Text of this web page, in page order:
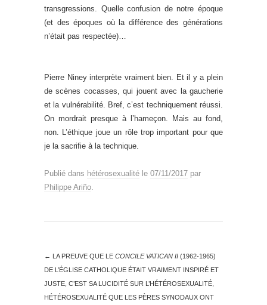
transgressions. Quelle confusion de notre époque
(et des époques où la différence des générations
n’était pas respectée)…
Pierre Niney interprète vraiment bien. Et il y a plein
de scènes cocasses, qui jouent avec la gaucherie
et la vulnérabilité. Bref, c’est techniquement réussi.
On mordrait presque à l’hameçon. Mais au fond,
non. L’éthique joue un rôle trop important pour que
je la sacrifie à la technique.
Publié dans hétérosexualité le 07/11/2017 par
Philippe Ariño.
← LA PREUVE QUE LE CONCILE VATICAN II (1962-1965)
DE L’ÉGLISE CATHOLIQUE ÉTAIT VRAIMENT INSPIRÉ ET
JUSTE, C’EST SA LUCIDITÉ SUR L’HÉTÉROSEXUALITÉ,
HÉTÉROSEXUALITÉ QUE LES PÈRES SYNODAUX ONT